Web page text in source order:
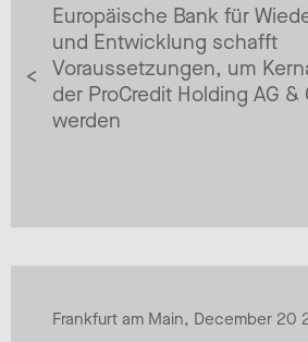
Europäische Bank für
und Entwicklung schafft
Voraussetzungen, um
der ProCredit Holding AG &
werden
Frankfurt am Main, December 20